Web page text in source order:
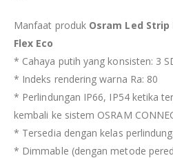
Manfaat produk Osram Led Strip
Flex Eco
* Cahaya putih yang konsisten: 3
* Indeks rendering warna Ra: 80
* Perlindungan IP66, IP54 ketika
kembali ke sistem OSRAM
* Tersedia dengan kelas
* Dimmable (dengan metode